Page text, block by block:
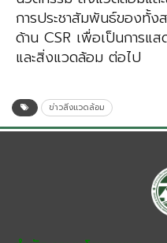
การประชาสัมพันธ์ของทั้
ด้าน CSR เพื่อเป็นการแ
และสิ่งแวดล้อม ต่อไป
ข่าวสิ่งแวดล้อม